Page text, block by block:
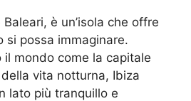
è un’isola che offre
si possa immaginare.
mondo come la capitale
vita notturna, Ibiza
lato più tranquillo e